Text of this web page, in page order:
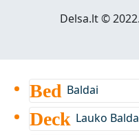
Delsa.lt ©
Bed Baldai
Deck Lauko